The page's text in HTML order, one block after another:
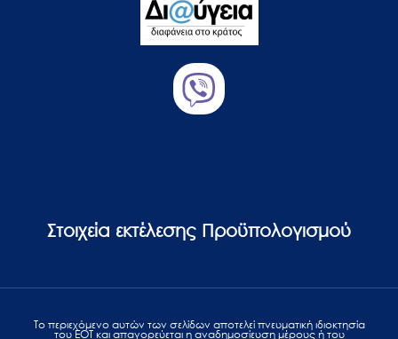
Στοιχεία εκτέλεσης Προϋπολογισμού
Το περιεχόμενο αυτών των σελίδων αποτελεί πvευματική ιδιοκτησία
του ΕΟΤ και απαγορεύεται η αναδημοσίευση μέρους ή του